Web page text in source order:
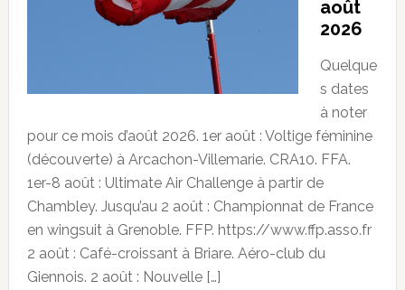
août
2026
Quelque
s dates
à noter
pour ce mois d’août 2026. 1er août : Voltige féminine
(découverte) à Arcachon-Villemarie. CRA10. FFA.
1er-8 août : Ultimate Air Challenge à partir de
Chambley. Jusqu’au 2 août : Championnat de France
en wingsuit à Grenoble. FFP. https://www.ffp.asso.fr
2 août : Café-croissant à Briare. Aéro-club du
Giennois. 2 août : Nouvelle […]